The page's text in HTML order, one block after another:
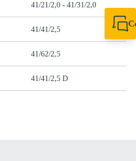
41/21/2,0 - 41/31/2,0
41/41/2,5
41/62/2,5
41/41/2,5 D